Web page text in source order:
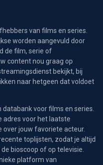
van films en series.
worden aangevuld door
de film, serie of
content nou graag op
bekijkt, bij
naar hetgeen dat voldoet
voor films en series.
adres voor het laatste
jouw favoriete acteur.
toplijsten, zodat je altijd
bioscoop of op televisie.
platform van